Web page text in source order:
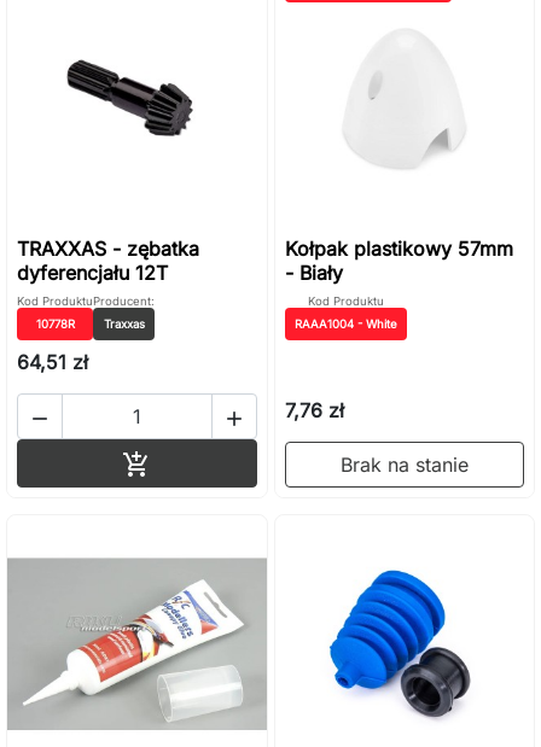
TRAXXAS - zębatka
dyferencjału 12T
Kod Produktu
10778R
Producent:
Traxxas
64,51 zł
 

Kołpak plastikowy 57mm
- Biały
Kod Produktu
RAAA1004 - White
7,76 zł
Brak na stanie